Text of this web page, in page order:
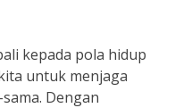
kepada pola hidup
untuk menjaga
Dengan